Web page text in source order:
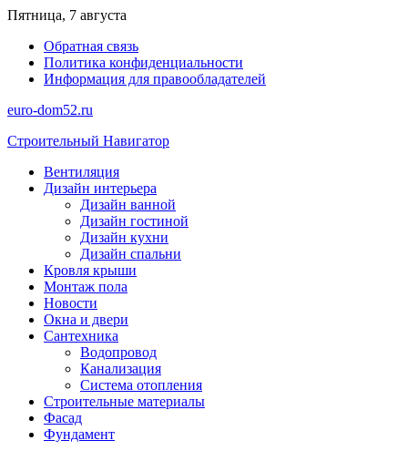
Перейти
содержимому
Пятница, 7 августа
Обратная связь
Политика конфиденциальности
Информация для правообладателей
euro-dom52.ru
Строительный Навигатор
Вентиляция
Дизайн интерьера
Дизайн ванной
Дизайн гостиной
Дизайн кухни
Дизайн спальни
Кровля крыши
Монтаж пола
Новости
Окна и двери
Сантехника
Водопровод
Канализация
Система отопления
Строительные материалы
Фасад
Фундамент